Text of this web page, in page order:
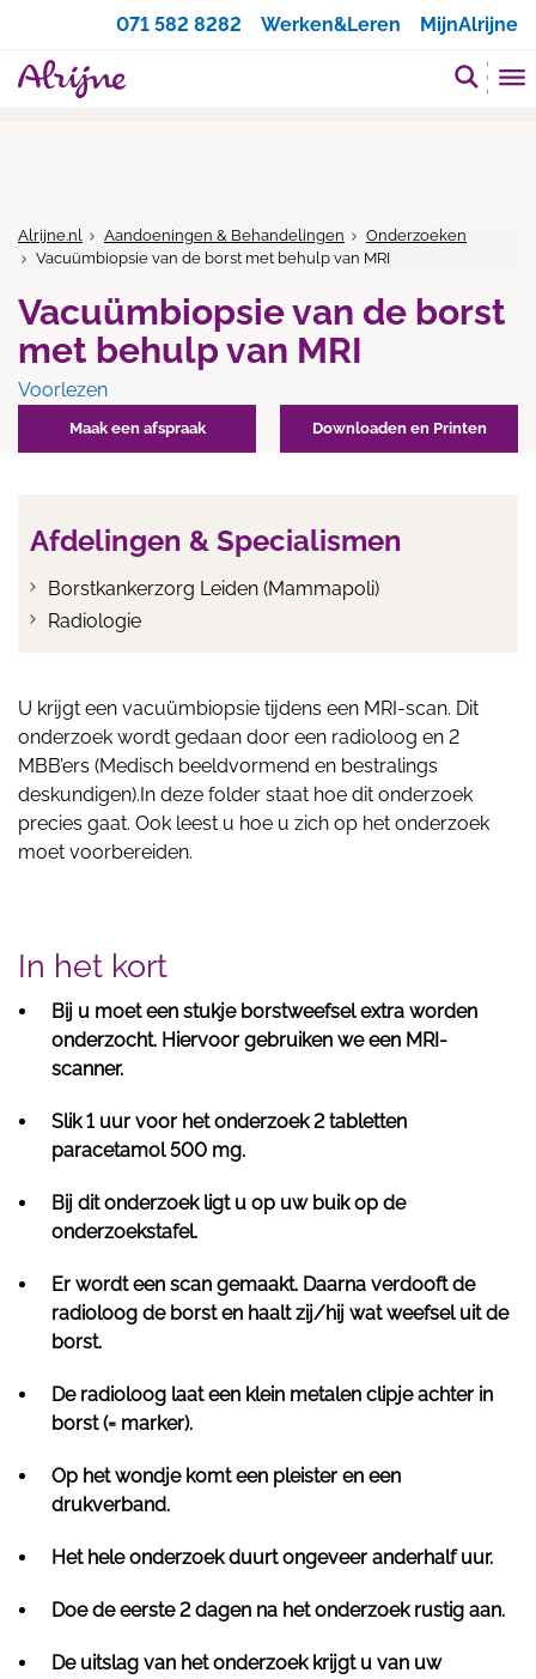
071 582 8282
Werken&Leren MijnAlrijne
Alrijne.nl Aandoeningen & Behandelingen
Onderzoeken
Vacuümbiopsie van de borst met behulp van MRI
Vacuümbiopsie van de borst
met behulp van MRI
Voorlezen
Maak een afspraak Downloaden en Printen
Afdelingen & Specialismen
Borstkankerzorg Leiden (Mammapoli)
Radiologie
U krijgt een vacuümbiopsie tijdens een MRI-scan. Dit
onderzoek wordt gedaan door een radioloog en 2
MBB’ers (Medisch beeldvormend en bestralings
deskundigen).In deze folder staat hoe dit onderzoek
precies gaat. Ook leest u hoe u zich op het onderzoek
moet voorbereiden.
In het kort
Bij u moet een stukje borstweefsel extra worden
onderzocht. Hiervoor gebruiken we een MRI-
scanner.
Slik 1 uur voor het onderzoek 2 tabletten
paracetamol 500 mg.
Bij dit onderzoek ligt u op uw buik op de
onderzoekstafel.
Er wordt een scan gemaakt. Daarna verdooft de
radioloog de borst en haalt zij/hij wat weefsel uit de
borst.
De radioloog laat een klein metalen clipje achter in
borst (= marker).
Op het wondje komt een pleister en een
drukverband.
Het hele onderzoek duurt ongeveer anderhalf uur.
Doe de eerste 2 dagen na het onderzoek rustig aan.
De uitslag van het onderzoek krijgt u van uw